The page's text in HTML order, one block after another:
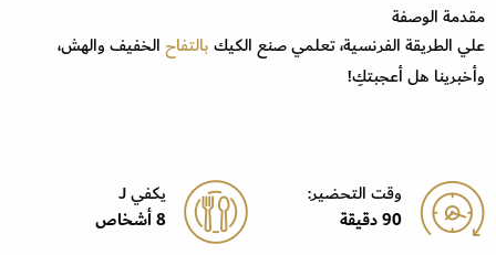
مقدمة الوصفة
علي الطريقة الفرنسية، تعلمي صنع الكيكبالتفاح الخفيف والهش،
وأخبرينا هل أعجبتكِ!
وقت التحضير:
90 دقيقة
يكفي J
8 أشخاص